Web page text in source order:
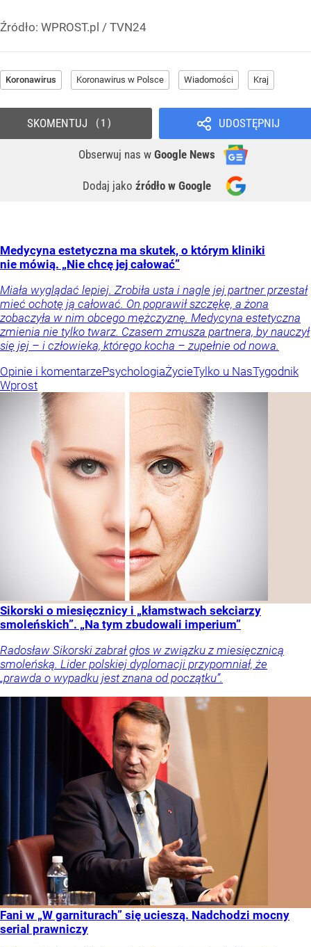
Źródło: WPROST.pl / TVN24
Koronawirus Koronawirus w Polsce Wiadomości Kraj
UDOSTĘPNIJ
Obserwuj nas w Google News
Dodaj jako źródło w Google
SKOMENTUJ 1
Medycyna estetyczna ma skutek, o którym kliniki
nie mówią. „Nie chcę jej całować”
Miała wyglądać lepiej. Zrobiła usta i nagle jej partner przestał
mieć ochotę ją całować. On poprawił szczękę, a żona
zobaczyła w nim obcego mężczyznę. Medycyna estetyczna
zmienia nie tylko twarz. Czasem zmusza partnera, by nauczył
się jej – i człowieka, którego kocha – zupełnie od nowa.
Opinie i komentarzePsychologiaŻycieTylko u NasTygodnik
Wprost
Sikorski o miesięcznicy i „kłamstwach sekciarzy
smoleńskich”. „Na tym zbudowali imperium”
Radosław Sikorski zabrał głos w związku z miesięcznicą
smoleńską. Lider polskiej dyplomacji przypomniał, że
„prawda o wypadku jest znana od początku”.
Fani w „W garniturach” się ucieszą. Nadchodzi mocny
serial prawniczy